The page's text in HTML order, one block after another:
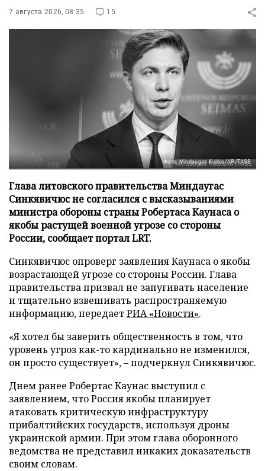
7 августа 2026, 08:35 15
Фото: Mindaugas Kulbis/AP/TASS
Глава литовского правительства Миндаугас
Синкявичюс не согласился с высказываниями
министра обороны страны Робертаса Каунаса о
якобы растущей военной угрозе со стороны
России, сообщает портал LRT.
Синкявичюс опроверг заявления Каунаса о якобы
возрастающей угрозе со стороны России. Глава
правительства призвал не запугивать население
и тщательно взвешивать распространяемую
информацию, передаетРИА «Новости».
«Я хотел бы заверить общественность в том, что
уровень угроз как-то кардинально не изменился,
он просто существует», – подчеркнул Синкявичюс.
Днем ранее Робертас Каунас выступил с
заявлением, что Россия якобы планирует
атаковать критическую инфраструктуру
прибалтийских государств, используя дроны
украинской армии. При этом глава оборонного
ведомства не представил никаких доказательств
своим словам.